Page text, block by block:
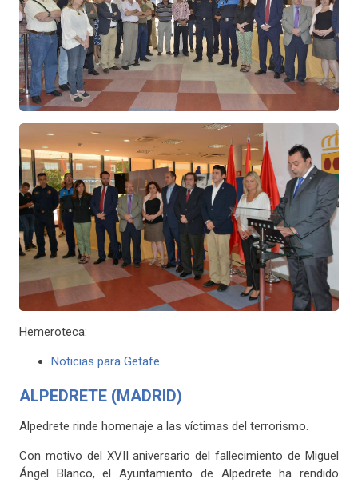
Hemeroteca:
Noticias para Getafe
ALPEDRETE (MADRID)
Alpedrete rinde homenaje a las víctimas del terrorismo.
Con motivo del XVII aniversario del fallecimiento de Miguel
Ángel Blanco, el Ayuntamiento de Alpedrete ha rendido